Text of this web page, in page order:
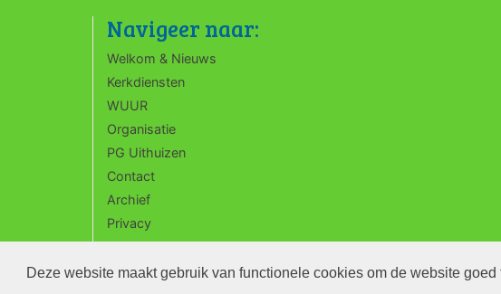
Deze website maakt gebruik van functionele cookies om de website
Navigeer naar:
Welkom & Nieuws
Kerkdiensten
WUUR
Organisatie
PG Uithuizen
Contact
Archief
Privacy
ANBI